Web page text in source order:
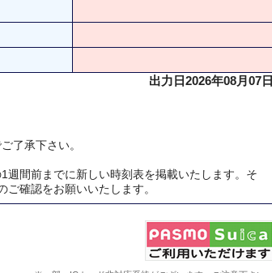
出力日2026年08月07日
了承下さい。
週間前までに新しい時刻表を掲載いたします。そ
確認をお願いいたします。